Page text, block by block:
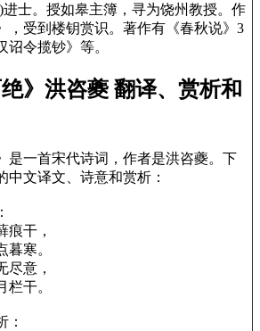
进士。授如皋主簿，寻为饶州教授。作
，受到楼钥赏识。著作有《春秋说》3
诏令揽钞》等。
绝》洪咨夔 翻译、赏析和
是一首宋代诗词，作者是洪咨夔。下
中文译文、诗意和赏析：
痕干，
暮寒。
尽意，
栏干。
：